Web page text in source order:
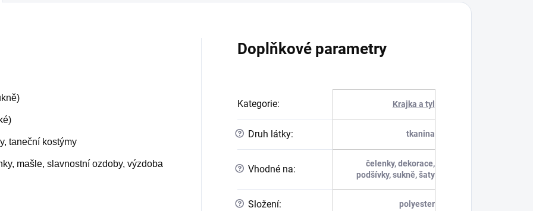
taneční kostýmy
mašle, slavnostní ozdoby, výzdoba
Doplňkové parametry
Kategorie: Krajka a tyl
? Druh látky: tkanina
? Vhodné na:
čelenky, dekorace,
podšívky, sukně, šaty
? Složení: polyester